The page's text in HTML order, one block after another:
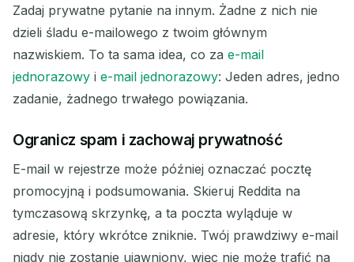
Zadaj prywatne pytanie na innym. Żadne z nich nie
dzieli śladu e-mailowego z twoim głównym
nazwiskiem. To ta sama idea, co za e-mail
jednorazowy i e-mail jednorazowy: Jeden adres, jedno
zadanie, żadnego trwałego powiązania.
Ogranicz spam i zachowaj prywatność
E-mail w rejestrze może później oznaczać pocztę
promocyjną i podsumowania. Skieruj Reddita na
tymczasową skrzynkę, a ta poczta wyląduje w
adresie, który wkrótce zniknie. Twój prawdziwy e-mail
nigdy nie zostanie ujawniony, więc nie może trafić na